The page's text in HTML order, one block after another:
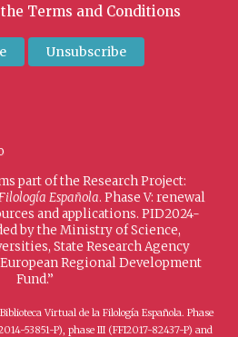
Terms and Conditions
part of the Research Project:
Española. Phase V: renewal
and applications. PID2024-
by the Ministry of Science,
State Research Agency
European Regional Development
Fund.”
Virtual de la Filología Española. Phase
53851-P), phase III (FFI2017-82437-P) and